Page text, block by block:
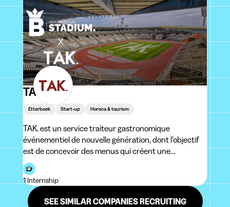
TAK.
Etterbeek Start-up Horeca & tourism
TAK. est un service traiteur gastronomique
événementiel de nouvelle génération, dont l’objectif
est de concevoir des menus qui créent une
expérience en lien avec l’événement et le lieu, afin que
la cuisine devienne un souvenir marquant à part
entière. Pour l’ensemble de nos événements, nous
avons
1 Internship
SEE SIMILAR COMPANIES RECRUITING